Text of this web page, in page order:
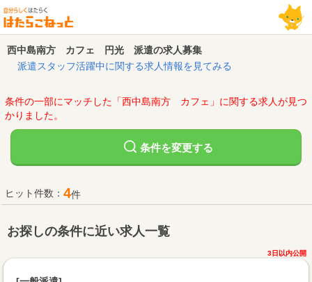
西中島南方 カフェ 円光 派遣の求人募集
派遣スタッフ活躍中に関する求人情報を見てみる
条件の一部にマッチした「西中島南方 カフェ」に関する求人が見つ
かりました。
条件を変更する
ヒット件数： 4件
お探しの条件に近い求人一覧
3日以内公開